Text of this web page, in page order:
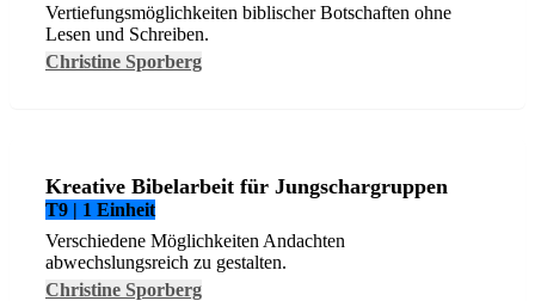
Vertiefungsmöglichkeiten biblischer Botschaften ohne
Lesen und Schreiben.
Christine Sporberg
Kreative Bibelarbeit für Jungschargruppen
T9 | 1 Einheit
Verschiedene Möglichkeiten Andachten
abwechslungsreich zu gestalten.
Christine Sporberg